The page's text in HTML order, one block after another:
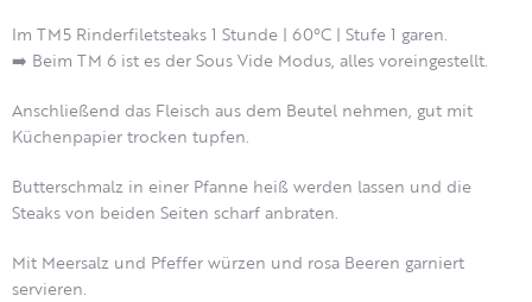
Im TM5 Rinderfiletsteaks 1 Stunde | 60°C | Stufe 1 garen.
➡️ Beim TM 6 ist es der Sous Vide Modus, alles voreingestellt.
Anschließend das Fleisch aus dem Beutel nehmen, gut mit
Küchenpapier trocken tupfen.
Butterschmalz in einer Pfanne heiß werden lassen und die
Steaks von beiden Seiten scharf anbraten.
Mit Meersalz und Pfeffer würzen und rosa Beeren garniert
servieren.